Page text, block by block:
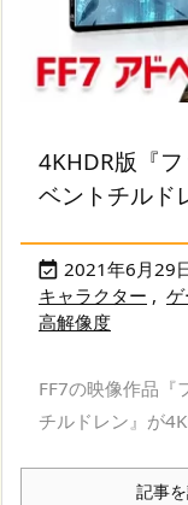
4KHDR版『
ベントチルド
 2021年6月29
キャラクター ,
高解像度
FF7の映像作品『
チルドレン』が
記事